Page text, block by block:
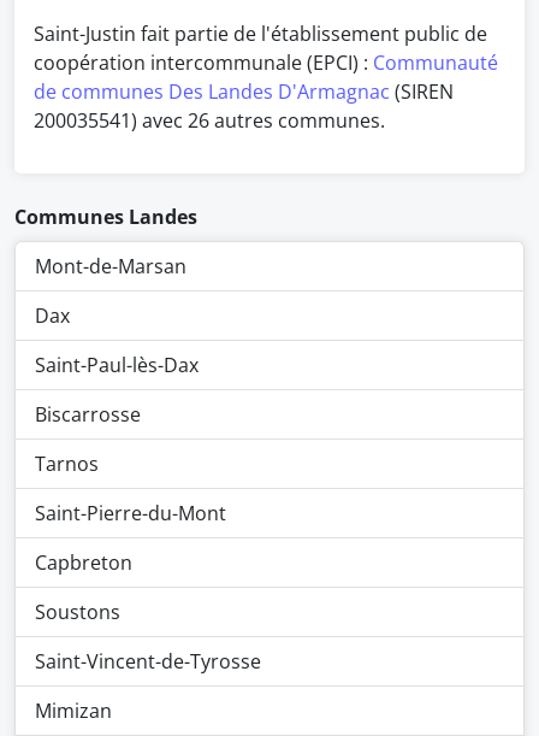
Saint-Justin fait partie de l'établissement public de
coopération intercommunale (EPCI) : Communauté
de communes Des Landes D'Armagnac (SIREN
200035541) avec 26 autres communes.
Communes Landes
Mont-de-Marsan
Dax
Saint-Paul-lès-Dax
Biscarrosse
Tarnos
Saint-Pierre-du-Mont
Capbreton
Soustons
Saint-Vincent-de-Tyrosse
Mimizan